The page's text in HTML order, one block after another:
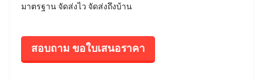
มาตรฐาน จัดส่งไว จัดส่งถึงบ้าน
สอบถาม ขอใบเสนอราคา